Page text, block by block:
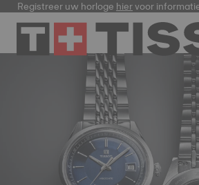
Registreer uw horlogehiervoor